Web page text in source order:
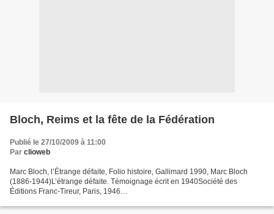
Bloch, Reims et la fête de la Fédération
Publié le 27/10/2009 à 11:00
Par clioweb
Marc Bloch, l’Étrange défaite, Folio histoire, Gallimard 1990, Marc Bloch
(1886-1944)L’étrange défaite. Témoignage écrit en 1940Société des
Éditions Franc-Tireur, Paris, 1946
faite.html...